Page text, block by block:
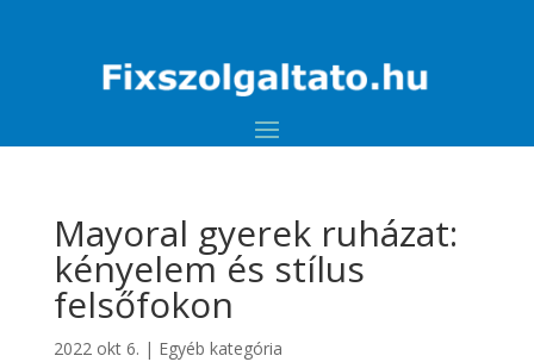
Mayoral gyerek ruházat:
kényelem és stílus
felsőfokon
2022 okt 6. | Egyéb kategória